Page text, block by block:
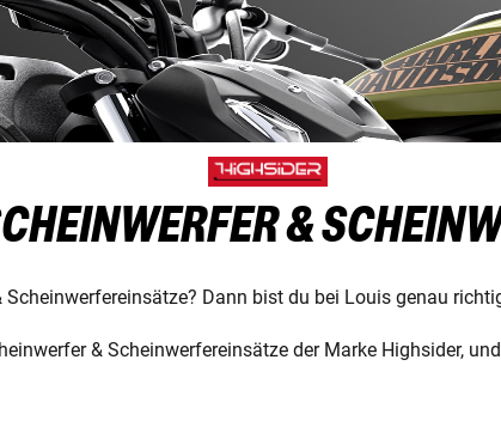
&
Dann bist du bei Louis genau
& Scheinwerfereinsätze der Marke Highsider,